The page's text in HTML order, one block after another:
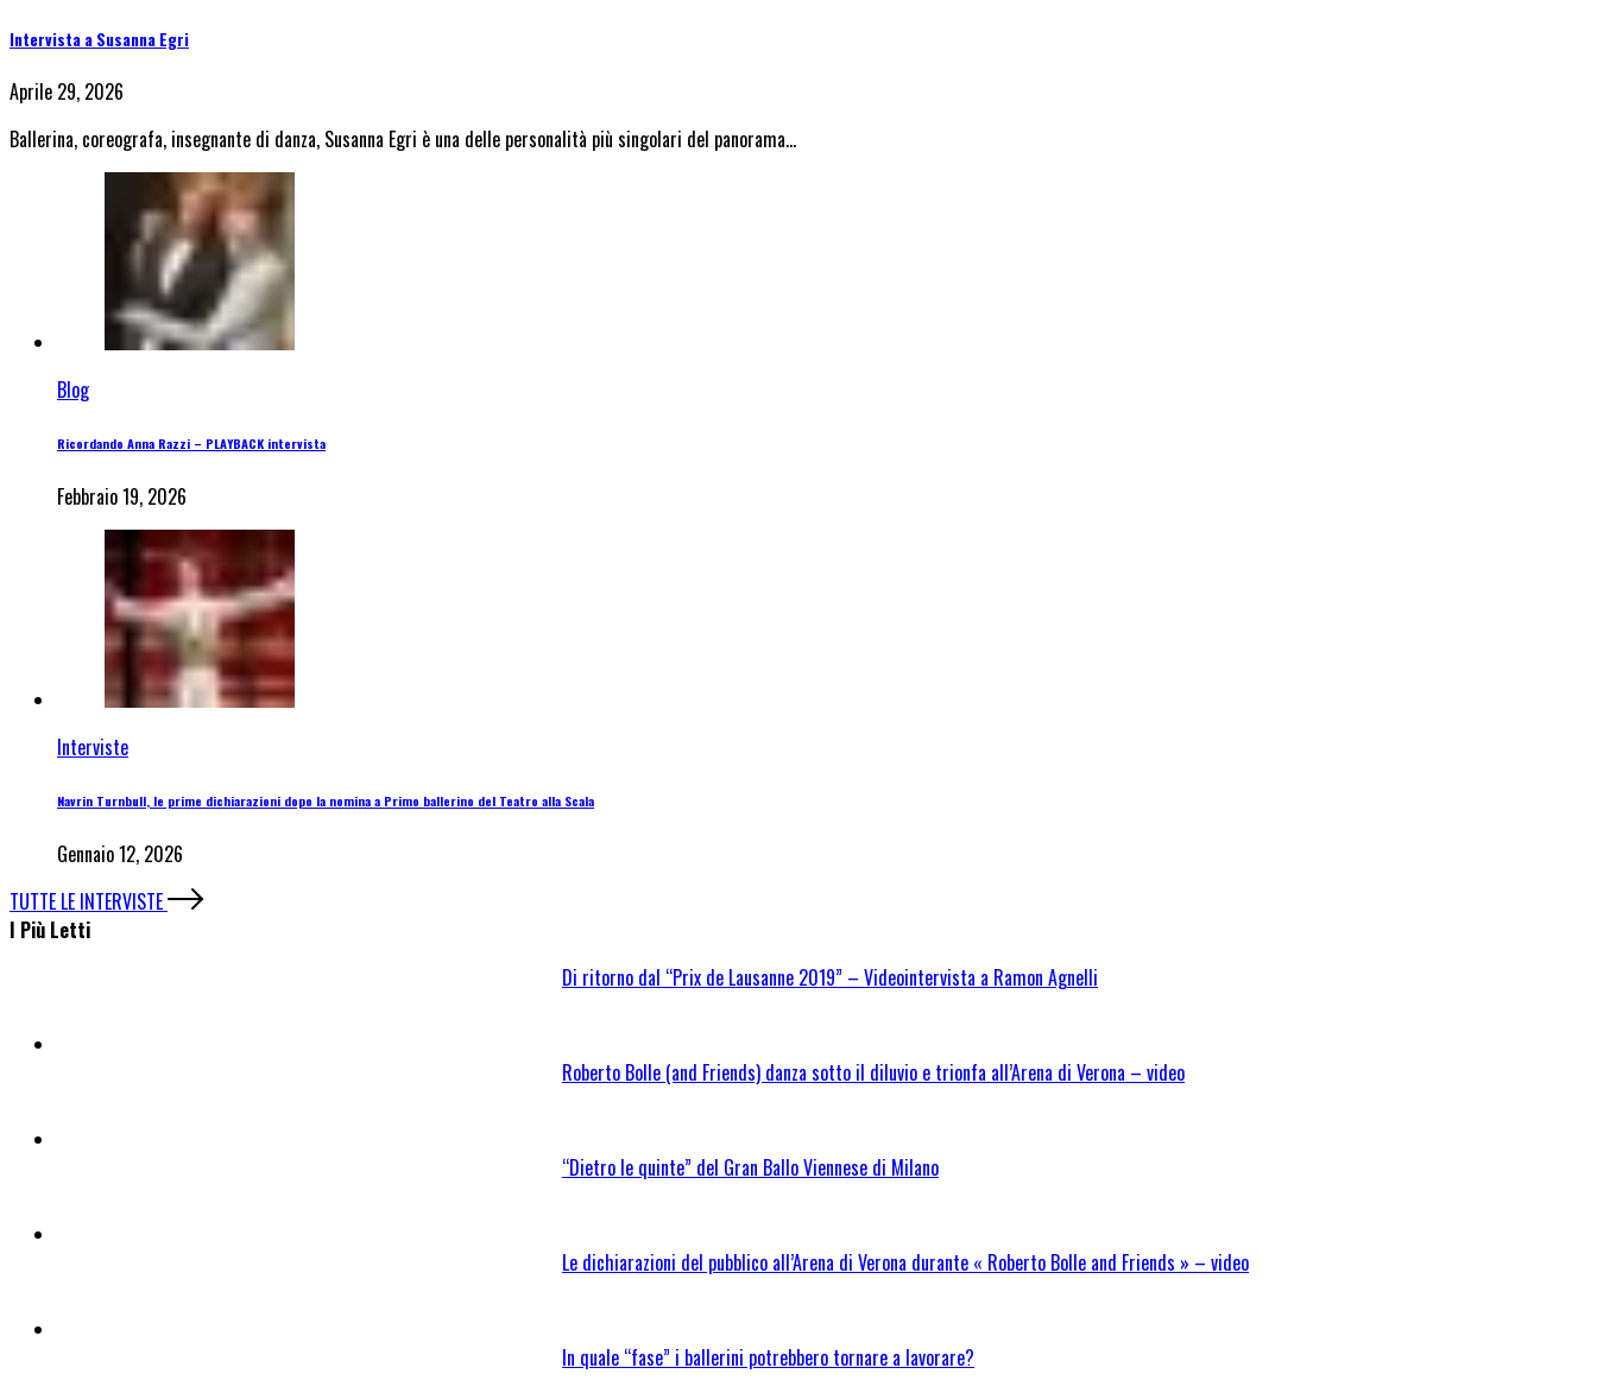
Intervista a Susanna Egri
Aprile 29, 2026
Ballerina, coreografa, insegnante di danza, Susanna Egri è una delle personalità più singolari del panorama…
Blog
Ricordando Anna Razzi – PLAYBACK intervista
Febbraio 19, 2026
Interviste
Navrin Turnbull, le prime dichiarazioni dopo la nomina a Primo ballerino del Teatro alla Scala
Gennaio 12, 2026
TUTTE LE INTERVISTE
I Più Letti
Di ritorno dal “Prix de Lausanne 2019” – Videointervista a Ramon Agnelli
Roberto Bolle (and Friends) danza sotto il diluvio e trionfa all’Arena di Verona – video
“Dietro le quinte” del Gran Ballo Viennese di Milano
Le dichiarazioni del pubblico all’Arena di Verona durante « Roberto Bolle and Friends » – video
In quale “fase” i ballerini potrebbero tornare a lavorare?